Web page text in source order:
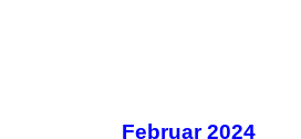
Februar 2024